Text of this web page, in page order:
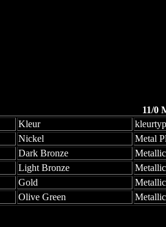
11/0
Kleur
Nickel
Metal
Dark Bronze
Metallic
Light Bronze
Metallic
Gold
Olive Green